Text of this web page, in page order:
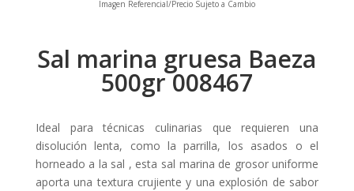
Imagen Referencial/Precio Sujeto a Cambio
Sal marina gruesa Baeza
500gr 008467
Ideal para técnicas culinarias que requieren una
disolución lenta, como la parrilla, los asados ​​o el
horneado a la sal , esta sal marina de grosor uniforme
aporta una textura crujiente y una explosión de sabor